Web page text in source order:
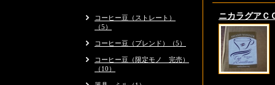
ニカラグア
コーヒー豆（ストレート）
（5）
コーヒー豆（ブレンド）（5）
コーヒー豆（限定モノ 完売）
（10）